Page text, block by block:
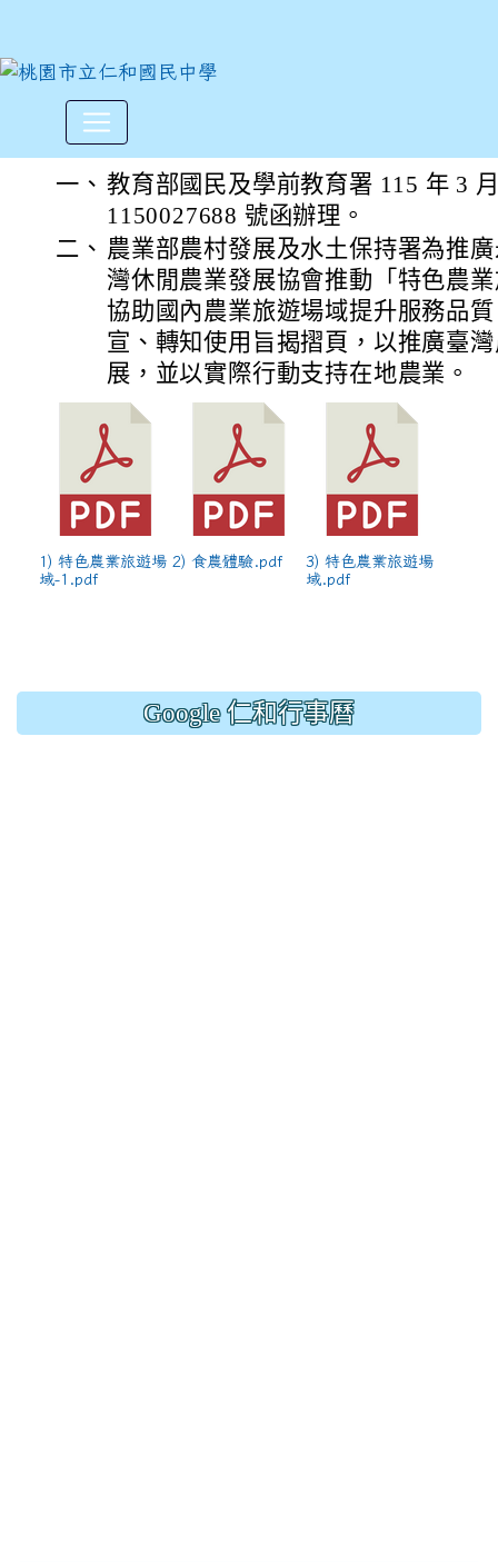
台灣休閒農業發展協會編印
一、 教育部國民及學前教育署 115 年 3
1150027688 號函辦理。
二、 農業部農村發展及水土保持署為推
灣休閒農業發展協會推動「特色農
協助國內農業旅遊場域提升服務品
宣、轉知使用旨揭摺頁，以推廣臺
展，並以實際行動支持在地農業。
1) 特色農業旅遊場
域-1.pdf
2) 食農體驗.pdf
3) 特色農業旅遊場
域.pdf
Google 仁和行事曆